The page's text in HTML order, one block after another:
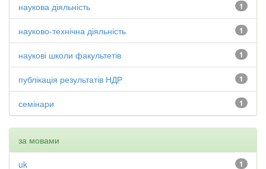
1
наукова діяльність
1
науково-технічна діяльність
1
наукові школи факультетів
1
публікація результатів НДР
1
семінари
за мовами
1
uk